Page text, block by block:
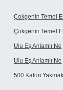
Çokgenin Temel
Çokgenin Temel
Ulu Eş Anlamlı Ne
Ulu Eş Anlamlı Ne
500 Kalori